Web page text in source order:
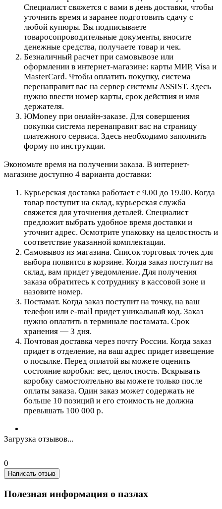
Специалист свяжется с вами в день доставки, чтобы
уточнить время и заранее подготовить сдачу с
любой купюры. Вы подписываете
товаросопроводительные документы, вносите
денежные средства, получаете товар и чек.
Безналичный расчет при самовывозе или
оформлении в интернет-магазине: карты МИР, Visa и
MasterCard. Чтобы оплатить покупку, система
перенаправит вас на сервер системы ASSIST. Здесь
нужно ввести номер карты, срок действия и имя
держателя.
ЮMoney при онлайн-заказе. Для совершения
покупки система перенаправит вас на страницу
платежного сервиса. Здесь необходимо заполнить
форму по инструкции.
Экономьте время на получении заказа. В интернет-
магазине доступно 4 варианта доставки:
Курьерская доставка работает с 9.00 до 19.00. Когда
товар поступит на склад, курьерская служба
свяжется для уточнения деталей. Специалист
предложит выбрать удобное время доставки и
уточнит адрес. Осмотрите упаковку на целостность и
соответствие указанной комплектации.
Самовывоз из магазина. Список торговых точек для
выбора появится в корзине. Когда заказ поступит на
склад, вам придет уведомление. Для получения
заказа обратитесь к сотруднику в кассовой зоне и
назовите номер.
Постамат. Когда заказ поступит на точку, на ваш
телефон или e-mail придет уникальный код. Заказ
нужно оплатить в терминале постамата. Срок
хранения — 3 дня.
Почтовая доставка через почту России. Когда заказ
придет в отделение, на ваш адрес придет извещение
о посылке. Перед оплатой вы можете оценить
состояние коробки: вес, целостность. Вскрывать
коробку самостоятельно вы можете только после
оплаты заказа. Один заказ может содержать не
больше 10 позиций и его стоимость не должна
превышать 100 000 р.
Загрузка отзывов...
0
Написать отзыв
Полезная информация о пазлах